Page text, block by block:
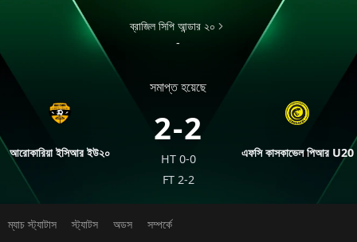
আরোকারিয়া ইসিআর ইউ২০
ব্রাজিল সিপি আন্ডার ২০
-
সমাপ্ত হয়েছে
2-2
HT 0-0
FT 2-2
এফসি কাসকাভেল পিআর U20
ম্যাচ স্ট্যাটাস স্ট্যাটস অডস সম্পর্কে